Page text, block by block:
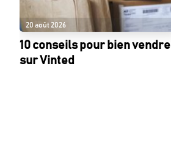
20 août 2026
10 conseils pour bien vendre
sur Vinted